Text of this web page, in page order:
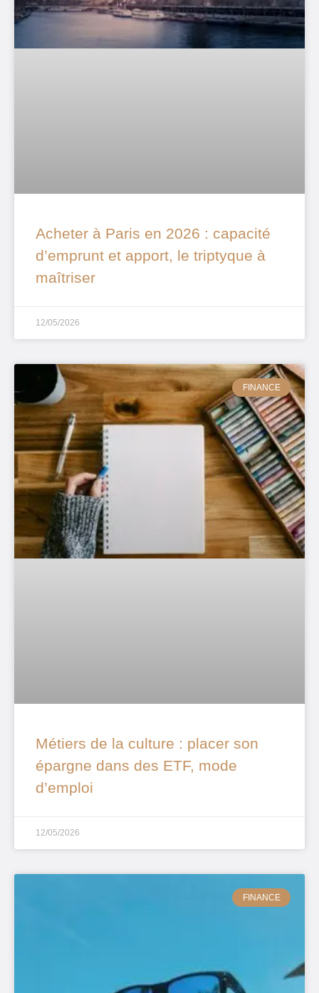
Acheter à Paris en 2026 : capacité
d’emprunt et apport, le triptyque à
maîtriser
12/05/2026
FINANCE
Métiers de la culture : placer son
épargne dans des ETF, mode
d’emploi
12/05/2026
FINANCE